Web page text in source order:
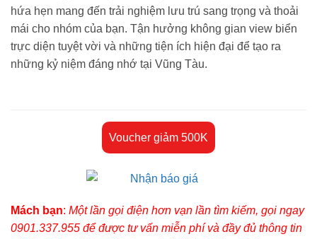
hứa hẹn mang đến trải nghiệm lưu trú sang trọng và thoải
mái cho nhóm của bạn. Tận hưởng không gian view biển
trực diện tuyệt vời và những tiện ích hiện đại để tạo ra
những kỷ niệm đáng nhớ tại Vũng Tàu.
Voucher giảm 500K
Mách bạn: Một lần gọi điện hơn vạn lần tìm kiếm, gọi ngay
0901.337.955 để được tư vấn miễn phí và đầy đủ thông tin